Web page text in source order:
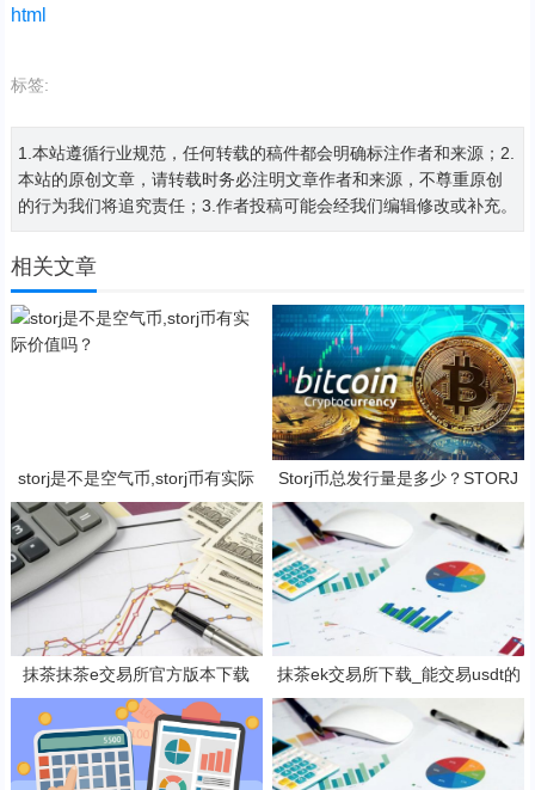
html
标签:
1.本站遵循行业规范，任何转载的稿件都会明确标注作者和来源；2.
本站的原创文章，请转载时务必注明文章作者和来源，不尊重原创
的行为我们将追究责任；3.作者投稿可能会经我们编辑修改或补充。
相关文章
storj是不是空气币,storj币有实际
价值吗？
Storj币总发行量是多少？STORJ
是一项好的投资吗？
抹茶抹茶e交易所官方版本下载
（支持安卓iOS官方下载）
抹茶ek交易所下载_能交易usdt的
抹茶ek平台V6.1.0